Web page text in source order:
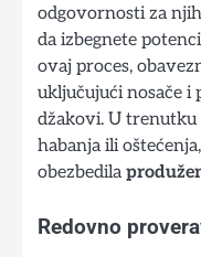
odgovornosti za
da izbegnete
ovaj proces,
uključujući nosače i
džakovi. U
habanja ili
obezbedila
Redovno